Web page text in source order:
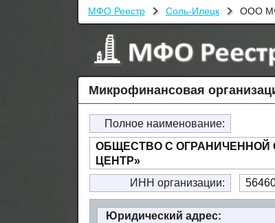
МФО Реестр Соль-Илецк ООО
Микрофинансовая
Полное наименование:
ОБЩЕСТВО С
ЦЕНТР»
ИНН организации:
Юридический адрес: